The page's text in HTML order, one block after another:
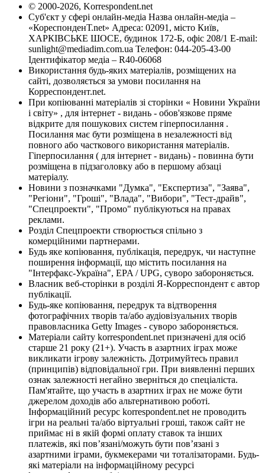
© 2000-2026, Korrespondent.net
Суб'єкт у сфері онлайн-медіа Назва онлайн-медіа –
«КореспонденТ.net» Адреса: 02091, місто Київ,
ХАРКІВСЬКЕ ШОСЕ, будинок 172-Б, офіс 208/1 E-mail:
sunlight@mediadim.com.ua Телефон: 044-205-43-00
Ідентифікатор медіа – R40-06068
Використання будь-яких матеріалів, розміщених на
сайті, дозволяється за умови посилання на
Корреспондент.net.
При копіюванні матеріалів зі сторінки « Новини України
і світу» , для інтернет - видань - обов'язкове пряме
відкрите для пошукових систем гіперпосилання .
Посилання має бути розміщена в незалежності від
повного або часткового використання матеріалів.
Гіперпосилання ( для інтернет - видань) - повинна бути
розміщена в підзаголовку або в першому абзаці
матеріалу.
Новини з позначками "Думка", "Експертиза", "Заява",
"Регіони", "Гроші", "Влада", "Вибори", "Тест-драйв",
"Спецпроекти", "Промо" публікуються на правах
реклами.
Розділ Спецпроекти створюється спільно з
комерційними партнерами.
Будь яке копіювання, публікація, передрук, чи наступне
поширення інформації, що містить посилання на
"Інтерфакс-Україна", EPA / UPG, суворо забороняється.
Власник веб-сторінки в розділі Я-Корреспондент є автор
публікації.
Будь-яке копіювання, передрук та відтворення
фотографічних творів та/або аудіовізуальних творів
правовласника Getty Images - суворо забороняється.
Матеріали сайту korrespondent.net призначені для осіб
старше 21 року (21+). Участь в азартних іграх може
викликати ігрову залежність. Дотримуйтесь правил
(принципів) відповідальної гри. При виявленні перших
ознак залежності негайно зверніться до спеціаліста.
Пам'ятайте, що участь в азартних іграх не може бути
джерелом доходів або альтернативою роботі.
Інформаційний ресурс korrespondent.net не проводить
ігри на реальні та/або віртуальні гроші, також сайт не
приймає ні в якій формі оплату ставок та інших
платежів, які пов’язані/можуть бути пов’язані з
азартними іграми, букмекерами чи тоталізаторами. Будь-
які матеріали на інформаційному ресурсі